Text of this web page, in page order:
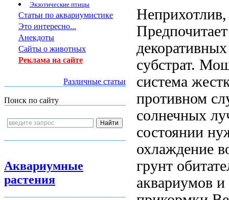
Экзотические птицы
Статьи по аквариумистике
Это интересно...
Анекдоты
Сайты о животных
Реклама на сайте
Различные статьи
Поиск по сайту
Аквариумные
растения
декоративных
субстрат.
система
противном
солнечных
состоянии
охлаждение
грунт
аквариумов и